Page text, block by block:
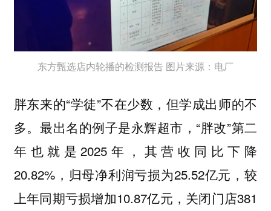
东方甄选店内轮播的检测报告 图片来源：电厂
胖东来的“学徒”不在少数，但学成出师的不
多。最出名的例子是永辉超市，“胖改”第二
年也就是2025年，其营收同比下降
20.82%，归母净利润亏损为25.52亿元，较
上年同期亏损增加10.87亿元，关闭门店381